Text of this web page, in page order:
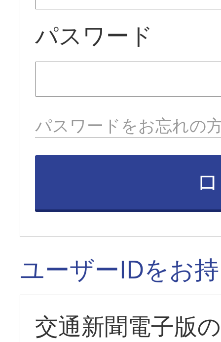
パスワード
パスワードをお忘れの
ユーザーIDをお
交通新聞電子版